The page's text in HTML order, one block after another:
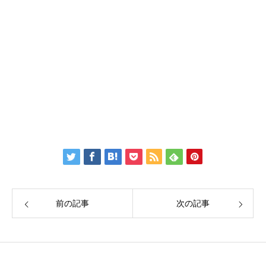
前の記事 次の記事